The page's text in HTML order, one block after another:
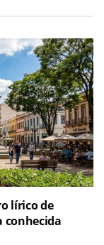
lírico de
conhecida